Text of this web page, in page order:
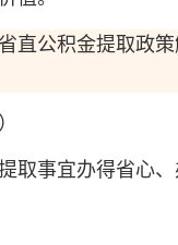
直公积金提取政
事宜办得省心、